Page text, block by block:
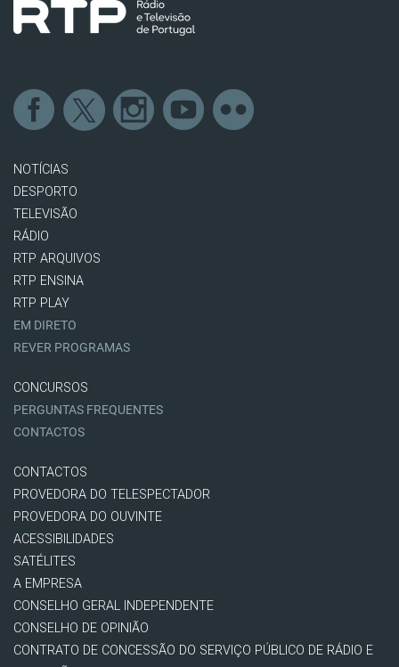
NOTÍCIAS
DESPORTO
TELEVISÃO
RÁDIO
RTP ARQUIVOS
RTP ENSINA
RTP PLAY
EM DIRETO
REVER PROGRAMAS
CONCURSOS
PERGUNTAS FREQUENTES
CONTACTOS
CONTACTOS
PROVEDORA DO TELESPECTADOR
PROVEDORA DO OUVINTE
ACESSIBILIDADES
SATÉLITES
A EMPRESA
CONSELHO GERAL INDEPENDENTE
CONSELHO DE OPINIÃO
CONTRATO DE CONCESSÃO DO SERVIÇO PÚBLICO DE RÁDIO E